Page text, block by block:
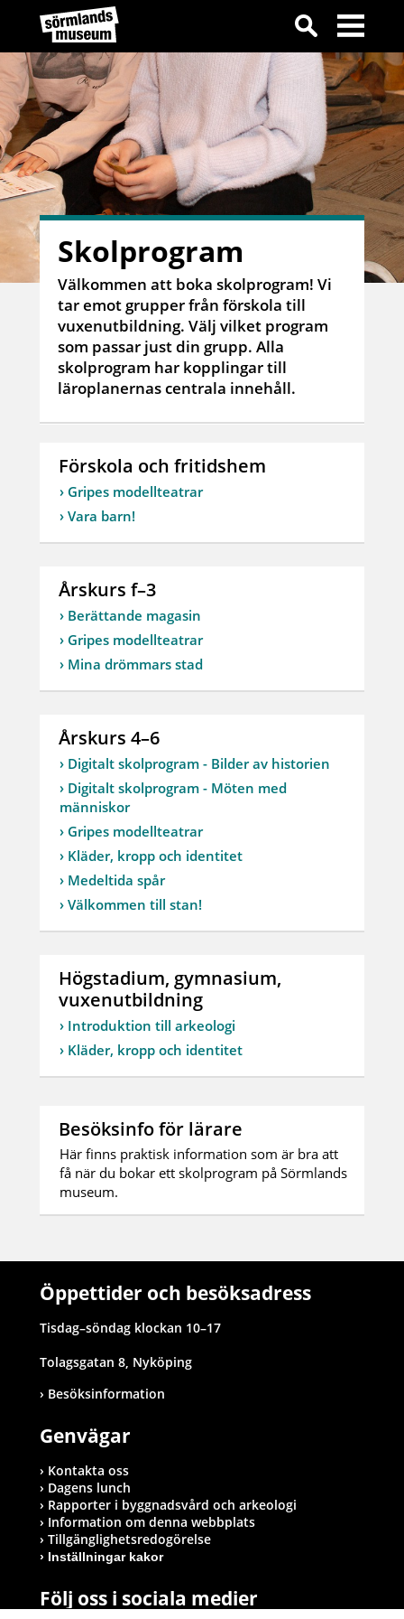
Skolprogram
Välkommen att boka skolprogram! Vi
tar emot grupper från förskola till
vuxenutbildning. Välj vilket program
som passar just din grupp. Alla
skolprogram har kopplingar till
läroplanernas centrala innehåll.
Förskola och fritidshem
Gripes modellteatrar
Vara barn!
Årskurs f–3
Berättande magasin
Gripes modellteatrar
Mina drömmars stad
Årskurs 4–6
Digitalt skolprogram - Bilder av historien
Digitalt skolprogram - Möten med
människor
Gripes modellteatrar
Kläder, kropp och identitet
Medeltida spår
Välkommen till stan!
Högstadium, gymnasium,
vuxenutbildning
Introduktion till arkeologi
Kläder, kropp och identitet
Besöksinfo för lärare
Här finns praktisk information som är bra att
få när du bokar ett skolprogram på Sörmlands
museum.
Öppettider och besöksadress
Tisdag–söndag klockan 10–17
Tolagsgatan 8, Nyköping
Besöksinformation
Genvägar
Kontakta oss
Dagens lunch
Rapporter i byggnadsvård och arkeologi
Information om denna webbplats
Tillgänglighetsredogörelse
Inställningar kakor
Följ oss i sociala medier